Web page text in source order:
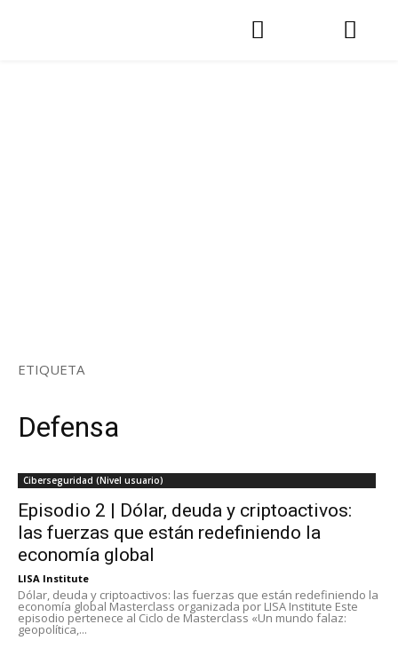
ETIQUETA
Defensa
Ciberseguridad (Nivel usuario)
Episodio 2 | Dólar, deuda y criptoactivos:
las fuerzas que están redefiniendo la
economía global
LISA Institute
Dólar, deuda y criptoactivos: las fuerzas que están redefiniendo la
economía global Masterclass organizada por LISA Institute Este
episodio pertenece al Ciclo de Masterclass «Un mundo falaz:
geopolítica,...